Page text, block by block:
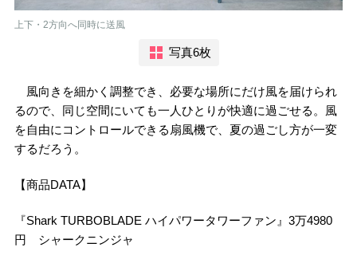
上下・2方向へ同時に送風
写真6枚
風向きを細かく調整でき、必要な場所にだけ風を届けられ
るので、同じ空間にいても一人ひとりが快適に過ごせる。風
を自由にコントロールできる扇風機で、夏の過ごし方が一変
するだろう。
【商品DATA】
『Shark TURBOBLADE ハイパワータワーファン』3万4980
円 シャークニンジャ